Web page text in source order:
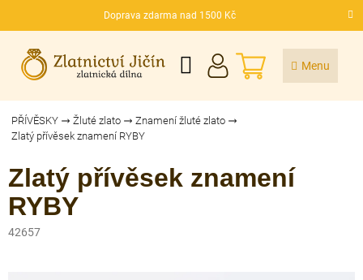
Doprava zdarma nad 1500 Kč
CZK
NÁKUPNÍ
KOŠÍK
PŘÍVĚSKY Žluté zlato
Znamení žluté zlato
Zlatý přívěsek znamení RYBY
Zlatý přívěsek znamení
RYBY
42657